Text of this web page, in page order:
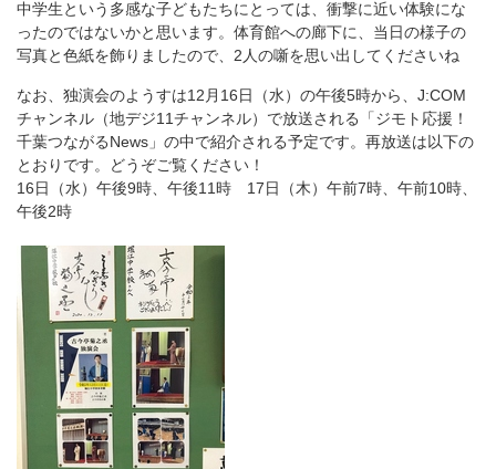
中学生という多感な子どもたちにとっては、衝撃に近い体験にな
ったのではないかと思います。体育館への廊下に、当日の様子の
写真と色紙を飾りましたので、2人の噺を思い出してくださいね
なお、独演会のようすは12月16日（水）の午後5時から、J:COM
チャンネル（地デジ11チャンネル）で放送される「ジモト応援！
千葉つながるNews」の中で紹介される予定です。再放送は以下の
とおりです。どうぞご覧ください！
16日（水）午後9時、午後11時 17日（木）午前7時、午前10時、
午後2時